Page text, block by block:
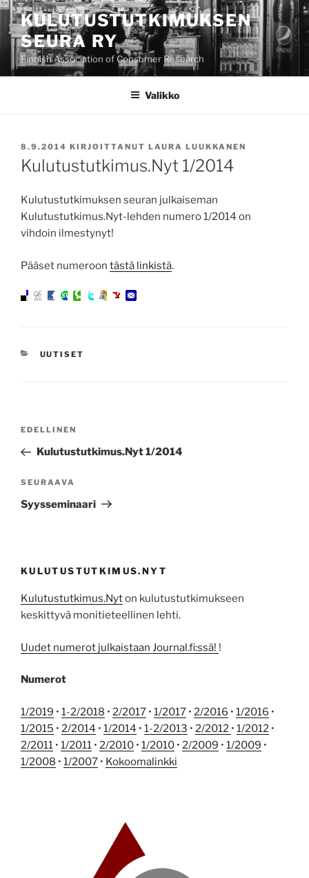
Siirry
sisältöönKULUTUSTUTKIMUKSEN
SEURA RY
Finnish Association of Consumer Research
Valikko
JULKAISTU
8.9.2014 KIRJOITTANUT LAURA LUUKKANEN
Kulutustutkimus.Nyt 1/2014
Kulutustutkimuksen seuran julkaiseman
Kulutustutkimus.Nyt-lehden numero 1/2014 on
vihdoin ilmestynyt!
Pääset numeroon tästä linkistä.
KATEGORIAT
UUTISET
Edellinen
artikkeli
EDELLINEN
Kulutustutkimus.Nyt 1/2014
Seuraava
artikkeli
SEURAAVA
Syysseminaari
KULUTUSTUTKIMUS.NYT
Kulutustutkimus.Nyton kulutustutkimukseen
keskittyvä monitieteellinen lehti.
Uudet numerot julkaistaan Journal.fi:ssä! !
Numerot
1/2019 • 1-2/2018 • 2/2017 • 1/2017 • 2/2016 • 1/2016 •
1/2015 • 2/2014 • 1/2014 • 1-2/2013 • 2/2012 • 1/2012 •
2/2011 • 1/2011 • 2/2010 • 1/2010 • 2/2009 • 1/2009 •
1/2008 • 1/2007 • Kokoomalinkki